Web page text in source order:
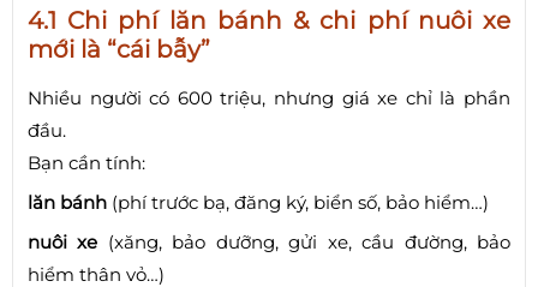
4.1 Chi phí lăn bánh & chi phí nuôi xe
mới là “cái bẫy”
Nhiều người có 600 triệu, nhưng giá xe chỉ là phần
đầu.
Bạn cần tính:
lăn bánh (phí trước bạ, đăng ký, biển số, bảo hiểm…)
nuôi xe (xăng, bảo dưỡng, gửi xe, cầu đường, bảo
hiểm thân vỏ…)